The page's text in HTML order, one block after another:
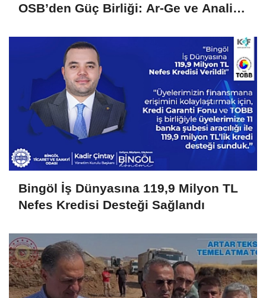
OSB’den Güç Birliği: Ar-Ge ve Analiz
Bingöl İş Dünyasına 119,9 Milyon TL
Nefes Kredisi Desteği Sağlandı